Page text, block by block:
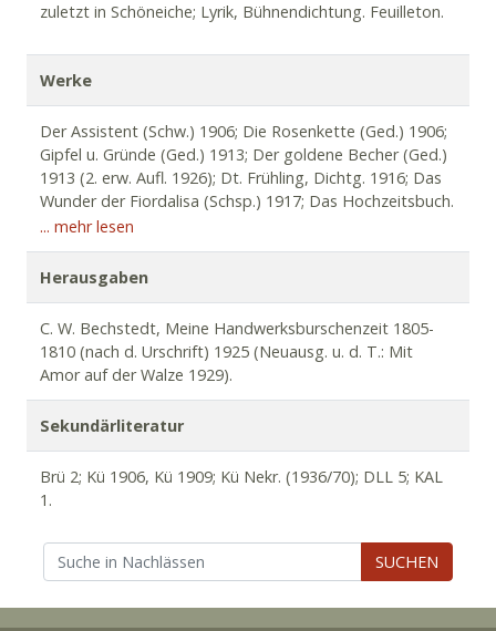
zuletzt in Schöneiche; Lyrik, Bühnendichtung. Feuilleton.
Werke
Der Assistent (Schw.) 1906; Die Rosenkette (Ged.) 1906;
Gipfel u. Gründe (Ged.) 1913; Der goldene Becher (Ged.)
1913 (2. erw. Aufl. 1926); Dt. Frühling, Dichtg. 1916; Das
Wunder der Fiordalisa (Schsp.) 1917; Das Hochzeitsbuch.
Vortragsbücher 1920; Die Schwarmgeister v. Antwerpen
(Schsp.) 1921, 2. Aufl. 1923; Weihnachtsged. zum Vortrag
für Kinder 1921; Der heidnische Dackdecker (Schsp.)
1921; Gr. Kinder-, Vortrags- u. Glückwunsch-Buch etc.
1921; Brun v. Querfurt. Dramat. Bilder 1922; „Ein Kind
ward uns geboren...“ (Ged.) 1923; Die Brandjungfer (Erz.)
1923; Die Linden (Ged. m. J. Schlaf) 1923; Bubi u. d.
andern (Nov.) [1927]; Balladen u. Lieder 1934.
... mehr lesen
Herausgaben
C. W. Bechstedt, Meine Handwerksburschenzeit 1805-
1810 (nach d. Urschrift) 1925 (Neuausg. u. d. T.: Mit
Amor auf der Walze 1929).
Sekundärliteratur
Brü 2; Kü 1906, Kü 1909; Kü Nekr. (1936/70); DLL 5; KAL
1.
SUCHEN